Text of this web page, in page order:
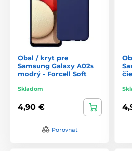
Obal / kryt pre
Samsung Galaxy A02s
modrý - Forcell Soft
Skladom
4,90 €
Porovnať